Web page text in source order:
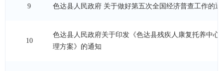
9 色达县人民政府 关于做好第五次全国经济普查工作的
10
色达县人民政府关于印发《色达县残疾人康复托养中心
理方案》的通知